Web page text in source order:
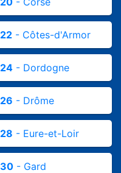
22 - Côtes-d'Armor
24 - Dordogne
26 - Drôme
28 - Eure-et-Loir
30 - Gard